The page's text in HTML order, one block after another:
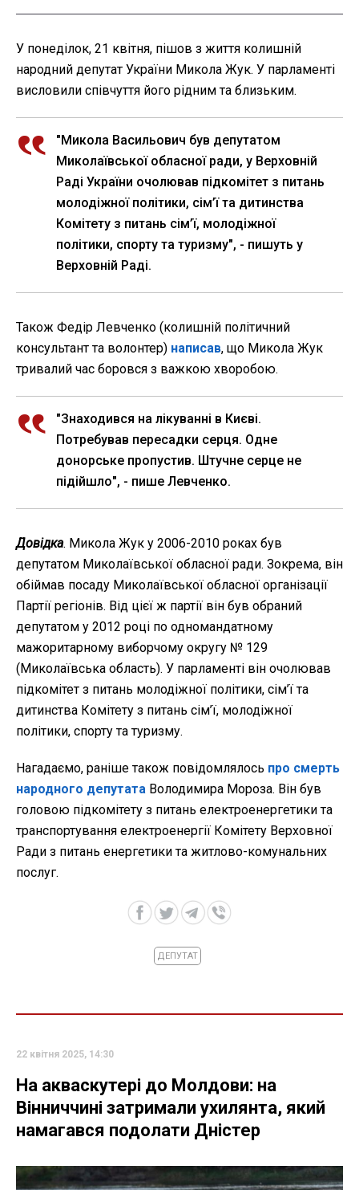
У понеділок, 21 квітня, пішов з життя колишній
народний депутат України Микола Жук. У парламенті
висловили співчуття його рідним та близьким.
"Микола Васильович був депутатом
Миколаївської обласної ради, у Верховній
Раді України очолював підкомітет з питань
молодіжної політики, сім’ї та дитинства
Комітету з питань сім’ї, молодіжної
політики, спорту та туризму", - пишуть у
Верховній Раді.
Також Федір Левченко (колишній політичний
консультант та волонтер) написав, що Микола Жук
тривалий час боровся з важкою хворобою.
"Знаходився на лікуванні в Києві.
Потребував пересадки серця. Одне
донорське пропустив. Штучне серце не
підійшло", - пише Левченко.
Довідка. Микола Жук у 2006-2010 роках був
депутатом Миколаївської обласної ради. Зокрема, він
обіймав посаду Миколаївської обласної організації
Партії регіонів. Від цієї ж партії він був обраний
депутатом у 2012 році по одномандатному
мажоритарному виборчому округу № 129
(Миколаївська область). У парламенті він очолював
підкомітет з питань молодіжної політики, сім’ї та
дитинства Комітету з питань сім’ї, молодіжної
політики, спорту та туризму.
Нагадаємо, раніше також повідомлялось про смерть
народного депутата Володимира Мороза. Він був
головою підкомітету з питань електроенергетики та
транспортування електроенергії Комітету Верховної
Ради з питань енергетики та житлово-комунальних
послуг.
ДЕПУТАТ
22 квітня 2025, 14:30
На акваскутері до Молдови: на
Вінниччині затримали ухилянта, який
намагався подолати Дністер